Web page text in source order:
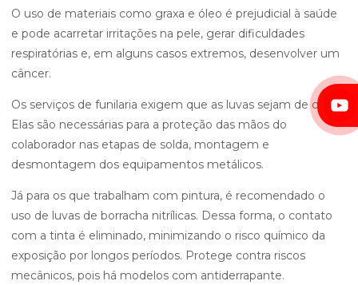
O uso de materiais como graxa e óleo é prejudicial à saúde
e pode acarretar irritações na pele, gerar dificuldades
respiratórias e, em alguns casos extremos, desenvolver um
câncer.
Os serviços de funilaria exigem que as luvas sejam de couro.
Elas são necessárias para a proteção das mãos do
colaborador nas etapas de solda, montagem e
desmontagem dos equipamentos metálicos.
Já para os que trabalham com pintura, é recomendado o
uso de luvas de borracha nitrílicas. Dessa forma, o contato
com a tinta é eliminado, minimizando o risco químico da
exposição por longos períodos. Protege contra riscos
mecânicos, pois há modelos com antiderrapante.